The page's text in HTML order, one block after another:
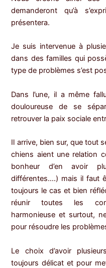
demanderont qu’à
présentera.
Je suis intervenue à
dans des familles qui
type de problèmes s’est
Dans l’une, il a même
douloureuse de se
retrouver la paix sociale
Il arrive, bien sur, que tout
chiens aient une relation
bonheur d’en avoir
différentes….) mais il faut
toujours le cas et bien
réunir toutes les
harmonieuse et surtout,
pour résoudre les
Le choix d’avoir
toujours délicat et pour